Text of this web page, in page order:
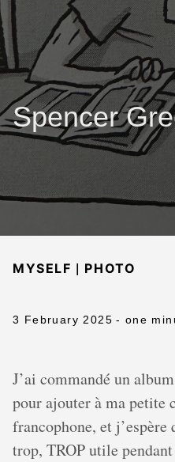
Spencer
MYSELF | PHOTO
3 February 2025 - one
J’ai commandé un
pour ajouter à ma petite
francophone, et j’espère
trop, TROP utile